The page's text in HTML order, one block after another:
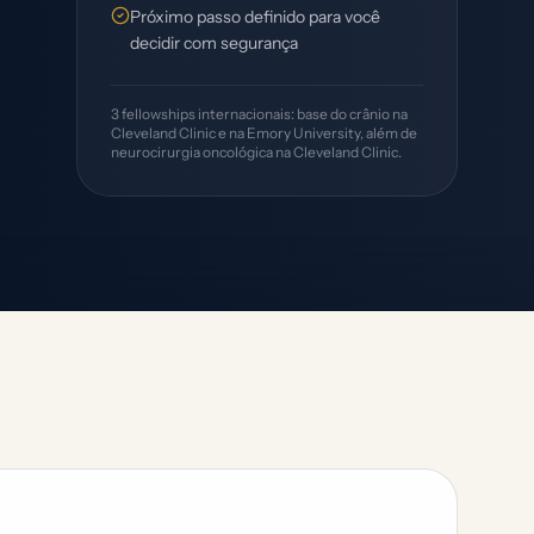
Próximo passo definido para você
decidir com segurança
3 fellowships internacionais: base do crânio na
Cleveland Clinic e na Emory University, além de
neurocirurgia oncológica na Cleveland Clinic.